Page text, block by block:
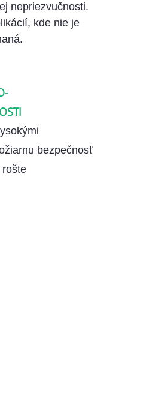
nepriezvučnosti.
kde nie je
bezpečnosť